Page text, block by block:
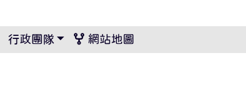
行政團隊 網站地圖